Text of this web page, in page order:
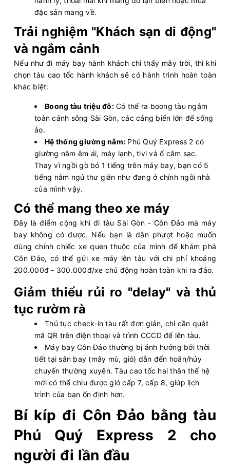
đặc sản mang về.
Trải nghiệm "Khách sạn di động"
và ngắm cảnh
Nếu như đi máy bay hành khách chỉ thấy mây trời, thì khi
chọn tàu cao tốc hành khách sẽ có hành trình hoàn toàn
khác biệt:
Boong tàu triệu đô:Có thể ra boong tàu ngắm
toàn cảnh sông Sài Gòn, các cảng biển lớn để sống
ảo.
Hệ thống giường nằm: Phú Quý Express 2 có
giường nằm êm ái, máy lạnh, tivi và ổ cắm sạc.
Thay vì ngồi gò bó 1 tiếng trên máy bay, bạn có 5
tiếng nằm ngủ thư giãn như đang ở chính ngôi nhà
của mình vậy.
Có thể mang theo xe máy
Đây là điểm cộng khi đi tàu Sài Gòn - Côn Đảo mà máy
bay không có được. Nếu bạn là dân phượt hoặc muốn
dùng chính chiếc xe quen thuộc của mình để khám phá
Côn Đảo, có thể gửi xe máy lên tàu với chi phí khoảng
200.000đ - 300.000đ/xe chủ động hoàn toàn khi ra đảo.
Giảm thiểu rủi ro "delay" và thủ
tục rườm rà
Thủ tục check-in tàu rất đơn giản, chỉ cần quét
mã QR trên điện thoại và trình CCCD để lên tàu.
Máy bay Côn Đảo thường bị ảnh hưởng bởi thời
tiết tại sân bay (mây mù, gió) dẫn đến hoãn/hủy
chuyến thường xuyên. Tàu cao tốc hai thân thế hệ
mới có thể chịu được gió cấp 7, cấp 8, giúp lịch
trình của bạn ổn định hơn.
Bí kíp đi Côn Đảo bằng tàu
Phú Quý Express 2 cho
người đi lần đầu